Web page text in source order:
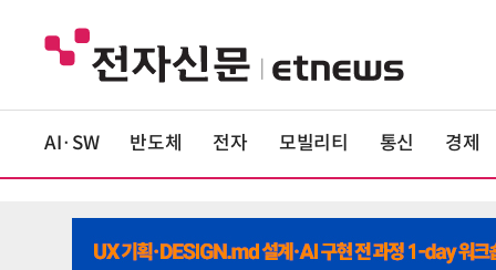
AI·SW 반도체 전자 모빌리티 통신 경제